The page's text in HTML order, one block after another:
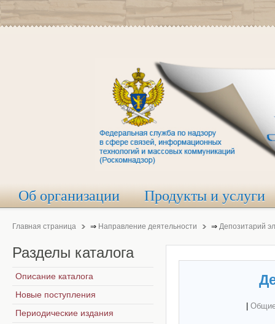
Об организации Продукты и услуги
Главная страница ⇒ Направление деятельности ⇒ Депозитарий
Разделы каталога
Описание каталога
Новые поступления
Периодические издания